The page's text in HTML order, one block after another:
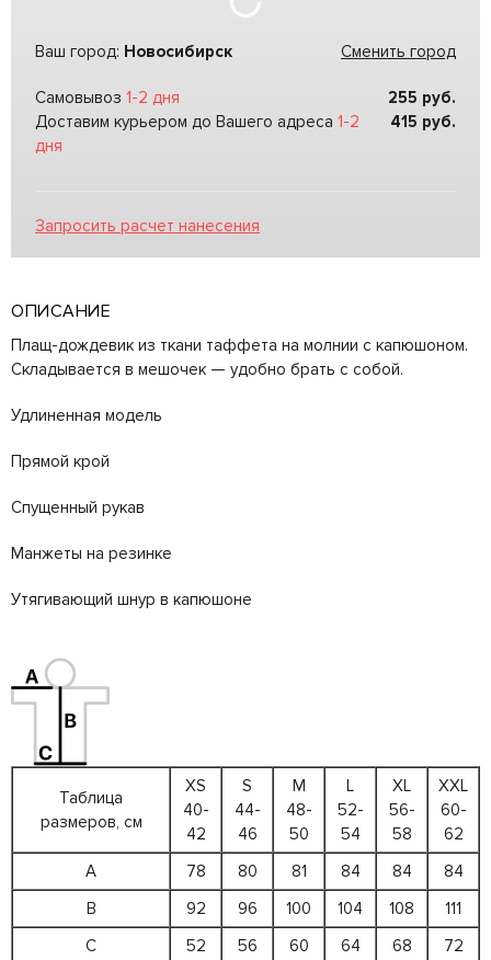
Ваш город: Новосибирск Сменить город
Самовывоз 1-2 дня 255 руб.
Доставим курьером до Вашего адреса 1-2
дня
415 руб.
Запросить расчет нанесения
ОПИСАНИЕ
Плащ-дождевик из ткани таффета на молнии с капюшоном.
Складывается в мешочек — удобно брать с собой.
Удлиненная модель
Прямой крой
Спущенный рукав
Манжеты на резинке
Утягивающий шнур в капюшоне
Таблица
размеров, см
XS
40-
42
S
44-
46
M
48-
50
L
52-
54
XL
56-
58
XXL
60-
62
A
78 80 81 84 84
84
B
92 96 100 104 108
111
C
52 56 60 64 68 72